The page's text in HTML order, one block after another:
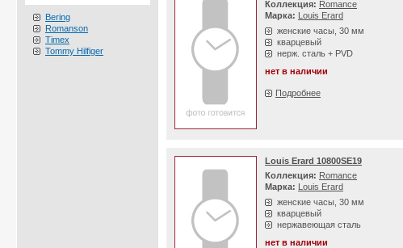
Bering
Romanson
Timex
Tommy Hilfiger
Коллекция: Romance
Марка: Louis Erard
женские часы, 30 мм
кварцевый
нерж. сталь + PVD
нет в наличии
Подробнее
Louis Erard 10800SE19
Коллекция: Romance
Марка: Louis Erard
женские часы, 30 мм
кварцевый
нержавеющая сталь
нет в наличии